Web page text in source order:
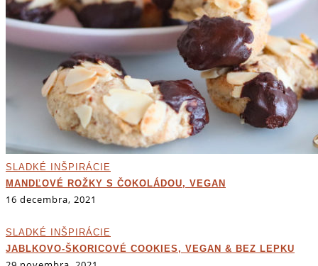
SLADKÉ INŠPIRÁCIE
MANDĽOVÉ ROŽKY S ČOKOLÁDOU, VEGAN
16 decembra, 2021
SLADKÉ INŠPIRÁCIE
JABLKOVO-ŠKORICOVÉ COOKIES, VEGAN & BEZ LEPKU